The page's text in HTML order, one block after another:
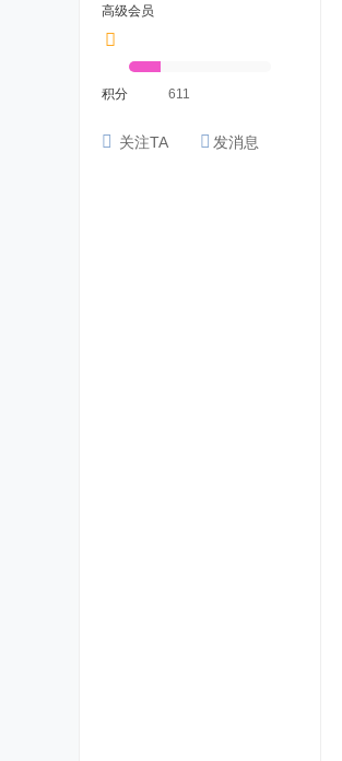
高级会员
积分 611
关注TA 发消息